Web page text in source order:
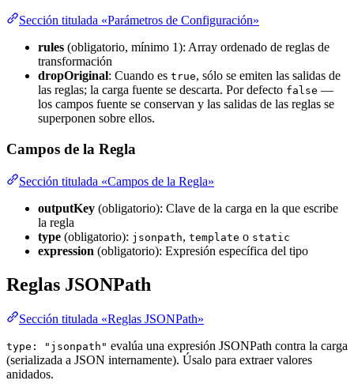
Sección titulada «Parámetros de Configuración»
rules (obligatorio, mínimo 1): Array ordenado de reglas de
transformación
dropOriginal: Cuando es true, sólo se emiten las salidas de
las reglas; la carga fuente se descarta. Por defecto false —
los campos fuente se conservan y las salidas de las reglas se
superponen sobre ellos.
Campos de la Regla
Sección titulada «Campos de la Regla»
outputKey (obligatorio): Clave de la carga en la que escribe
la regla
type (obligatorio): jsonpath, template o static
expression (obligatorio): Expresión específica del tipo
Reglas JSONPath
Sección titulada «Reglas JSONPath»
type: "jsonpath" evalúa una expresión JSONPath contra la carga
(serializada a JSON internamente). Úsalo para extraer valores
anidados.